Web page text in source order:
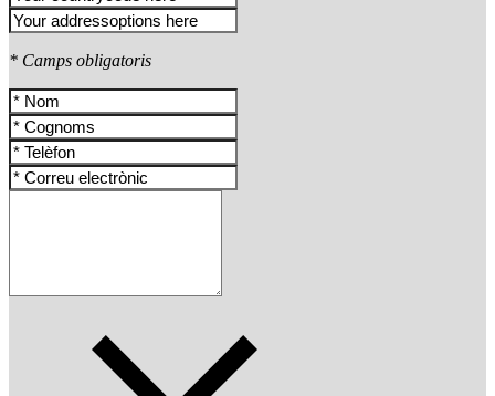
* Camps obligatoris